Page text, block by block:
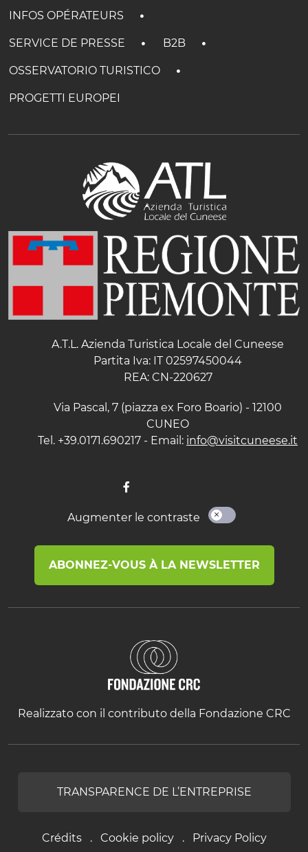
INFOS OPÉRATEURS
SERVICE DE PRESSE B2B
OSSERVATORIO TURISTICO
PROGETTI EUROPEI
A.T.L. Azienda Turistica Locale del Cuneese
Partita Iva: IT 02597450044
REA: CN-220627
Via Pascal, 7 (piazza ex Foro Boario) - 12100
CUNEO
Tel. +39.0171.690217 - Email: info@visitcuneese.it
Augmenter le contraste
ABONNEZ-VOUS À LA NEWSLETTER
Realizzato con il contributo della Fondazione CRC
Crédits Cookie policy Privacy Policy
TRANSPARENCE DE L’ENTREPRISE